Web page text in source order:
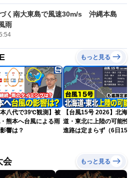
く南大東島で風速30m/s 沖縄本島
雨
もっと見る
本八代で39℃観測】被
熊本へ台風による雨
響は？
【台風15号 2026】北海
道・東北に上陸の可能性
進路は定まらず（6日15
会 もっと見る